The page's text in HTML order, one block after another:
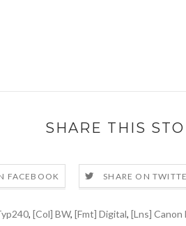
SHARE THIS
FACEBOOK SHARE ON
, [Col] BW, [Fmt] Digital, [Lns] Canon